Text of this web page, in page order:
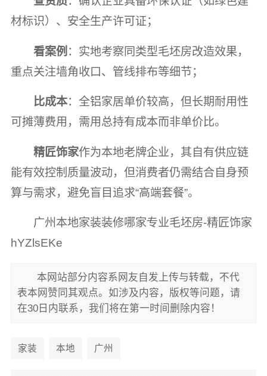
材标识）、安全生产许可证；
看案例 ：实地考察同类型毛坯房改造效果，
重点关注墙角收口、管线排布等细节；
比成本：全铝家居单价较高，但长期耐用性
可摊薄费用，需用总持有成本而非单价比。
精匠饰家作为本地老牌企业，其自有供应链
能有效控制质量波动，但消费者仍需结合自身预
算与需求，避免盲目追求“高端套餐”。
广州本地家装装修哪家专业毛坯房-精匠饰家
hYZlsEKe
本网站部分内容系网友自发上传与转载，不代
表本网赞同其观点。如涉及内容，版权等问题，请
在30日内联系，我们将在第一时间删除内容！
家装 本地 广州